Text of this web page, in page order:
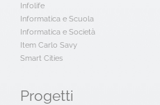
Infolife
Informatica e Scuola
Informatica e Società
Item Carlo Savy
Smart Cities
Progetti